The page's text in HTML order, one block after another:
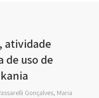
atividade
de uso de
Gonçalves, Maria